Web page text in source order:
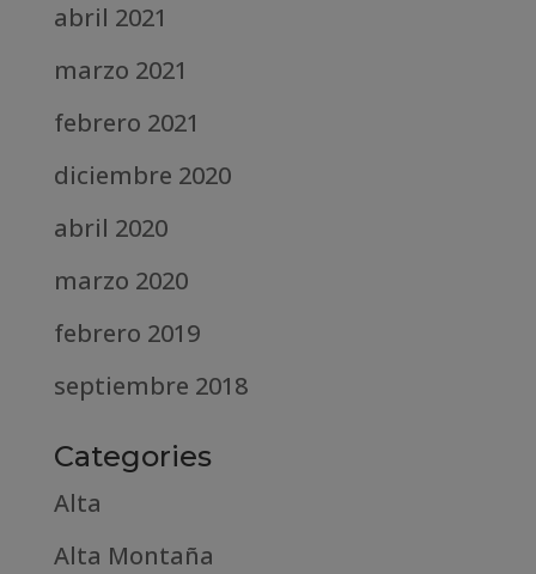
abril 2021
marzo 2021
febrero 2021
diciembre 2020
abril 2020
marzo 2020
febrero 2019
septiembre 2018
Categories
Alta
Alta Montaña